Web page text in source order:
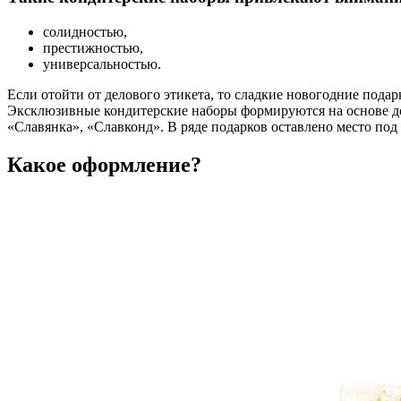
солидностью,
престижностью,
универсальностью.
Если отойти от делового этикета, то сладкие новогодние
Эксклюзивные кондитерские наборы формируются на основе
«Славянка», «Славконд». В ряде подарков оставлено место
Какое оформление?